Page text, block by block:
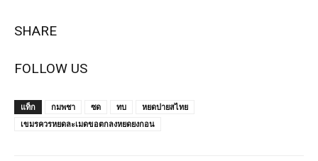
SHARE
FOLLOW US
แท็ก กมพชา ซด ทบ
หยดปายสไทย
เขมรควรหยดละเมดขอตกลงหยดยงกอน